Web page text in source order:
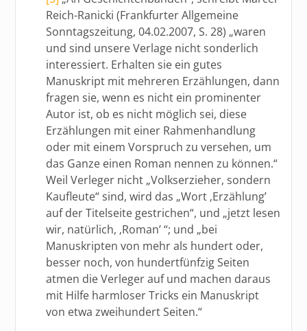
Reich-Ranicki (Frankfurter Allgemeine
Sonntagszeitung, 04.02.2007, S. 28) „waren
und sind unsere Verlage nicht sonderlich
interessiert. Erhalten sie ein gutes
Manuskript mit mehreren Erzählungen, dann
fragen sie, wenn es nicht ein prominenter
Autor ist, ob es nicht möglich sei, diese
Erzählungen mit einer Rahmenhandlung
oder mit einem Vorspruch zu versehen, um
das Ganze einen Roman nennen zu können.“
Weil Verleger nicht „Volkserzieher, sondern
Kaufleute“ sind, wird das „Wort ‚Erzählung’
auf der Titelseite gestrichen“, und „jetzt lesen
wir, natürlich, ‚Roman’ “; und „bei
Manuskripten von mehr als hundert oder,
besser noch, von hundertfünfzig Seiten
atmen die Verleger auf und machen daraus
mit Hilfe harmloser Tricks ein Manuskript
von etwa zweihundert Seiten.“